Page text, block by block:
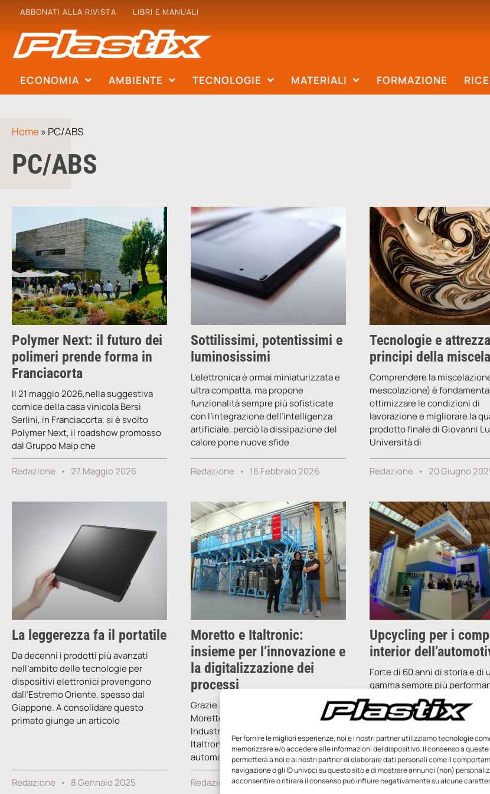
Per fornire le migliori esperienze, noi e i nostri partner utilizziamo tecnologie
memorizzare e/o accedere alle informazioni del dispositivo. Il consenso a
permetterà a noi e ai nostri partner di elaborare dati personali come il
navigazione o gli ID univoci su questo sito e di mostrare annunci (non)
acconsentire o ritirare il consenso può influire negativamente su alcune
ABBONATI ALLA RIVISTA LIBRI E MANUALI
ECONOMIA AMBIENTE TECNOLOGIE MATERIALI FORMAZIONE
Home» PC/ABS
PC/ABS
Polymer Next: il futuro dei
polimeri prende forma in
Franciacorta
Il 21 maggio 2026,nella suggestiva
cornice della casa vinicola Bersi
Serlini, in Franciacorta, si è svolto
Polymer Next, il roadshow promosso
dal Gruppo Maip che
Redazione 27 Maggio 2026
Sottilissimi, potentissimi e
luminosissimi
L’elettronica è ormai miniaturizzata e
ultra compatta, ma propone
funzionalità sempre più sofisticate
con l’integrazione dell’intelligenza
artificiale, perciò la dissipazione del
calore pone nuove sfide
Redazione 16 Febbraio 2026
Tecnologie e
principi della
Comprendere la
mescolazione) è
ottimizzare le condizioni di
lavorazione e migliorare la
prodotto finale di Giovanni
Università di
Redazione 20 Giugno
La leggerezza fa il portatile
Da decenni i prodotti più avanzati
nell’ambito delle tecnologie per
dispositivi elettronici provengono
dall’Estremo Oriente, spesso dal
Giappone. A consolidare questo
primato giunge un articolo
Redazione 8 Gennaio 2025
Moretto e Italtronic:
insieme per l’innovazione e
la digitalizzazione dei
processi
Grazie ai sistemi sviluppati da
Moretto nell’ambito del progetto
Industry 4.0, la società padovana
Italtronic ha incrementato il livello di
automazione del proprio reparto di
Redazione 14 Novembre 2024
Upcycling per i
interior
Forte di 60 anni di storia e di
gamma sempre più
prodotti green per
Sirmax Group si presenta alla
Fakuma
Redazione 18 Ottobre